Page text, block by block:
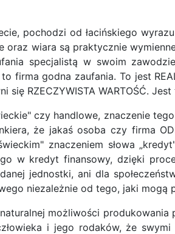
pochodzi od łacińskiego
oraz wiara są praktycznie
specjalistą w swoim
firma godna zaufania. To jest
się RZECZYWISTA WARTOŚĆ.
czy handlowe, znaczenie
że jakaś osoba czy firma
znaczeniem słowa
w kredyt finansowy, dzięki
jednostki, ani dla
niezależnie od tego, jaki mogą
możliwości
i jego rodaków, że